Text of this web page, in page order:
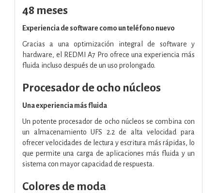
48 meses
Experiencia de software como un teléfono nuevo
Gracias a una optimización integral de software y
hardware, el REDMI A7 Pro ofrece una experiencia más
fluida incluso después de un uso prolongado.
Procesador de ocho núcleos
Una experiencia más fluida
Un potente procesador de ocho núcleos se combina con
un almacenamiento UFS 2.2 de alta velocidad para
ofrecer velocidades de lectura y escritura más rápidas, lo
que permite una carga de aplicaciones más fluida y un
sistema con mayor capacidad de respuesta.
Colores de moda